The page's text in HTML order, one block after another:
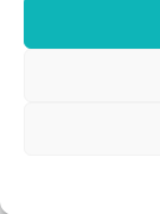
Ziek zijn
© 2026